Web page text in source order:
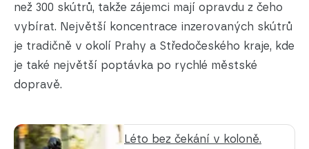
než 300 skútrů, takže zájemci mají opravdu z čeho
vybírat. Největší koncentrace inzerovaných skútrů
je tradičně v okolí Prahy a Středočeského kraje, kde
je také největší poptávka po rychlé městské
dopravě.
Léto bez čekání v koloně.